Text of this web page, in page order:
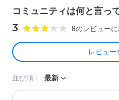
コミュニティは何と言っ
3 8のレビューに
レビュー
並び順： 最新